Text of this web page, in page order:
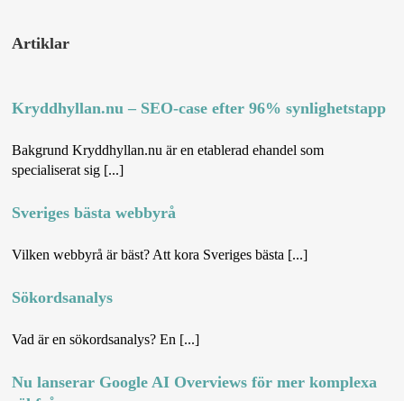
Artiklar
Kryddhyllan.nu – SEO-case efter 96% synlighetstapp
Bakgrund Kryddhyllan.nu är en etablerad ehandel som
specialiserat sig [...]
Sveriges bästa webbyrå
Vilken webbyrå är bäst? Att kora Sveriges bästa [...]
Sökordsanalys
Vad är en sökordsanalys? En [...]
Nu lanserar Google AI Overviews för mer komplexa